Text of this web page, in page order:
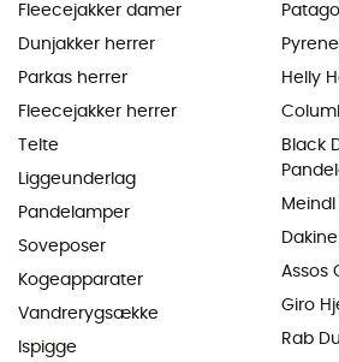
Fleecejakker damer
Dunjakker herrer
Parkas herrer
Fleecejakker herrer
Telte
Liggeunderlag
Pandelamper
Soveposer
Kogeapparater
Vandrerygsække
Ispigge
Helly
Black
Meindl
Assos
Giro
Rab